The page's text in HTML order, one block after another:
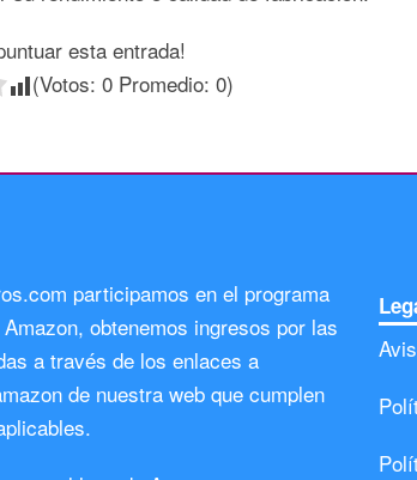
esta entrada!
(Votos: 0Promedio: 0)
participamos en el programa
obtenemos ingresos por las
a través de los enlaces a
de nuestra web que cumplen